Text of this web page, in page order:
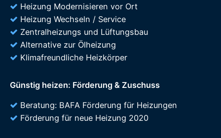
Heizung Modernisieren vor Ort
Heizung Wechseln / Service
Zentralheizungs und Lüftungsbau
Alternative zur Ölheizung
Klimafreundliche Heizkörper
Günstig heizen: Förderung & Zuschuss
Beratung: BAFA Förderung für Heizungen
Förderung für neue Heizung 2020